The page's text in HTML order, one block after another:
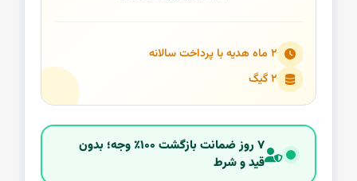
۲ ماه هدیه با پرداخت سالانه
۲ گیگ
۷ روز ضمانت بازگشت ۱۰۰٪ وجه؛ بدون
قید و شرط